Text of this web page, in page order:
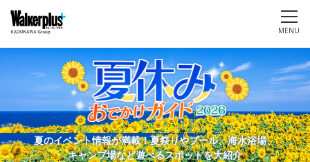
MENU
夏のイベント情報が満載！夏祭りやプール、海水浴場、
キャンプ場など遊べるスポットを大紹介